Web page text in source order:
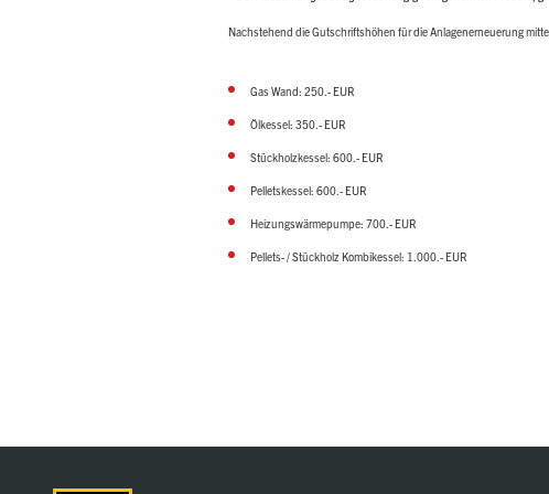
Nachstehend die Gutschriftshöhen für die Anlagenerneuerung
Gas Wand: 250.- EUR
Ölkessel: 350.- EUR
Stückholzkessel: 600.- EUR
Pelletskessel: 600.- EUR
Heizungswärmepumpe: 700.- EUR
Pellets- / Stückholz Kombikessel: 1.000.- EUR